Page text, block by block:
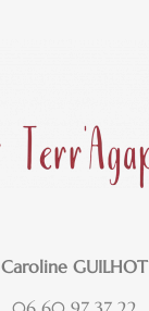
Caroline GUILHOT